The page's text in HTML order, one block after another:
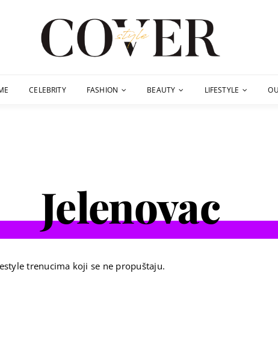
CELEBRITY FASHION BEAUTY LIFESTYLE
Jelenovac
trenucima koji se ne propuštaju.